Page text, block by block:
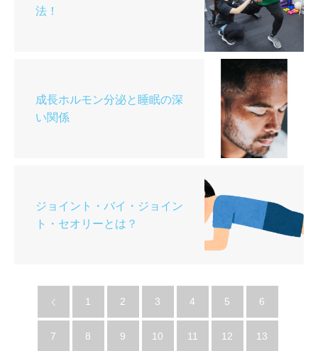
法！
成長ホルモン分泌と睡眠の深
い関係
ジョイント・バイ・ジョイン
ト・セオリーとは？
1 2 3 4 5 6
7 8 9 10 11 12 13